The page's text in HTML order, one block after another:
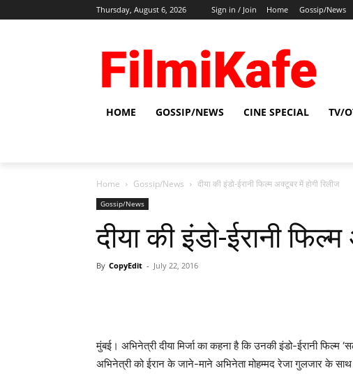
Thursday, August 6, 2026 Sign in / Join Home Gossip/News
HOME GOSSIP/NEWS CINE SPECIAL TV/
Home Gossip/News दीया की इंडो-ईरानी फिल्म अक्टूबर में होगी रिलीज
Gossip/News
दीया की इंडो-ईरानी
By CopyEdit - July 22, 2016
मुंबई। अभिनेत्री दीया मिर्जा का कहना है कि उनकी इंडो-ईरानी
अभिनेत्री को ईरान के जाने-माने अभिनेता मोहम्मद रेजा गुलजार के साथ